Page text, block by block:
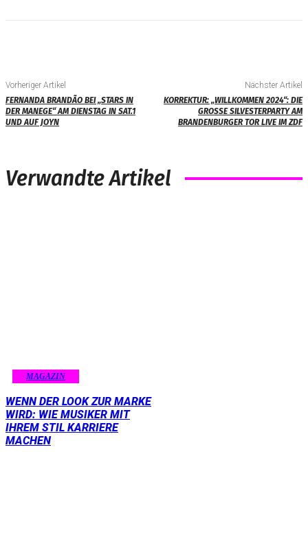
Vorheriger Artikel
FERNANDA BRANDÃO BEI „STARS IN
DER MANEGE“ AM DIENSTAG IN SAT.1
UND AUF JOYN
Nächster Artikel
KORREKTUR: „WILLKOMMEN 2024“: DIE
GROSSE SILVESTERPARTY AM B
RANDENBURGER TOR LIVE IM ZDF
Verwandte Artikel
MAGAZIN
WENN DER LOOK ZUR MARKE
WIRD: WIE MUSIKER MIT
IHREM STIL KARRIERE
MACHEN